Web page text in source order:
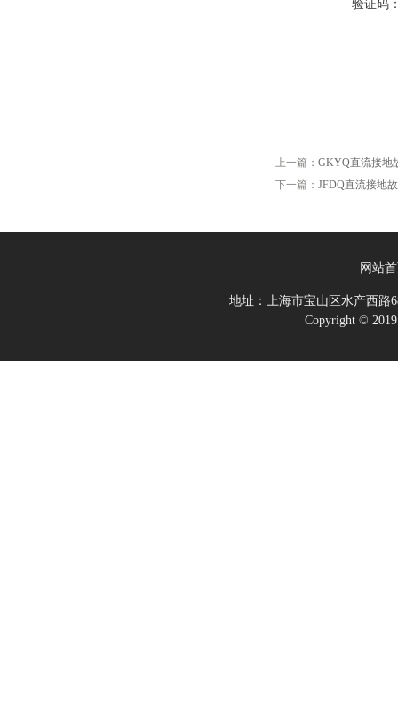
验证码
上一篇： GKYQ直流接地
下一篇： JFDQ直流接地
网站
地址：上海市宝山区水产西路
Copyright ©